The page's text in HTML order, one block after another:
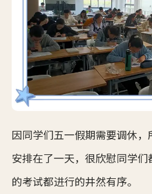
因同学们五一假期需要调休
安排在了一天，很欣慰同学
的考试都进行的井然有序。